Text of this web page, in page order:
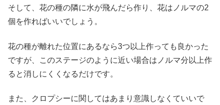
そして、花の種の隣に水が飛んだら作り、花はノルマの2
個を作ればいいでしょう。
花の種が離れた位置にあるなら3つ以上作っても良かった
ですが、このステージのように近い場合はノルマ分以上作
ると消しにくくなるだけです。
また、クロプシーに関してはあまり意識しなくていいで